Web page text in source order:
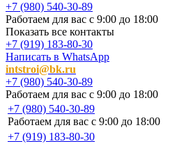
+7 (980) 540-30-89
Работаем для вас с 9:00 до 18:00
Показать все контакты
+7 (919) 183-80-30
Написать в WhatsApp
intstroi@bk.ru
+7 (980) 540-30-89
Работаем для вас с 9:00 до 18:00
+7 (980) 540-30-89
Работаем для вас с 9:00 до 18:00
+7 (919) 183-80-30